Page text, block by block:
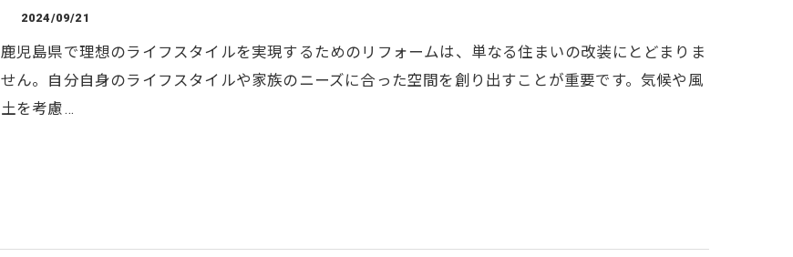
2024/09/21
鹿児島県で理想のライフスタイルを実現するためのリフォームは、単なる住まいの改装にとどまりま
せん。自分自身のライフスタイルや家族のニーズに合った空間を創り出すことが重要です。気候や風
土を考慮…